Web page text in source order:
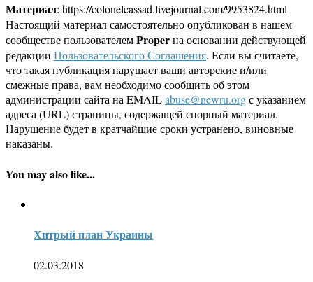
Материал: https://colonelcassad.livejournal.com/9953824.html
Настоящий материал самостоятельно опубликован в нашем
сообществе пользователемProperна основании действующей
редакции Пользовательского Соглашения. Если вы считаете,
что такая публикация нарушает ваши авторские и/или
смежные права, вам необходимо сообщить об этом
администрации сайта на EMAILabuse@newru.orgс указанием
адреса (URL) страницы, содержащей спорный материал.
Нарушение будет в кратчайшие сроки устранено, виновные
наказаны.
You may also like...
Хитрый план Украины
02.03.2018